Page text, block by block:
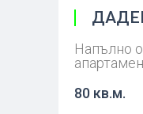
Напълно
80 кв.м.